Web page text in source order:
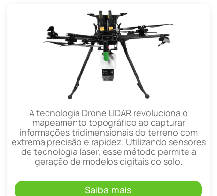
A tecnologia Drone LIDAR revoluciona o
mapeamento topográfico ao capturar
informações tridimensionais do terreno com
extrema precisão e rapidez. Utilizando sensores
de tecnologia laser, esse método permite a
geração de modelos digitais do solo.
Saiba mais